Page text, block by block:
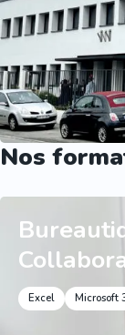
Nos
Excel Microsoft